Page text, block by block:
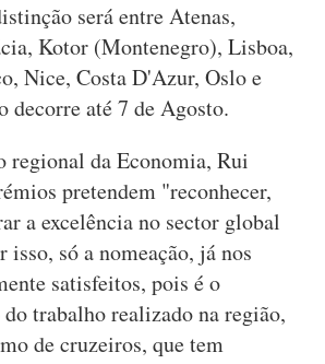
será entre Atenas,
Kotor (Montenegro), Lisboa,
Nice, Costa D'Azur, Oslo e
decorre até 7 de Agosto.
regional da Economia, Rui
pretendem "reconhecer,
a excelência no sector global
isso, só a nomeação, já nos
satisfeitos, pois é o
trabalho realizado na região,
de cruzeiros, que tem